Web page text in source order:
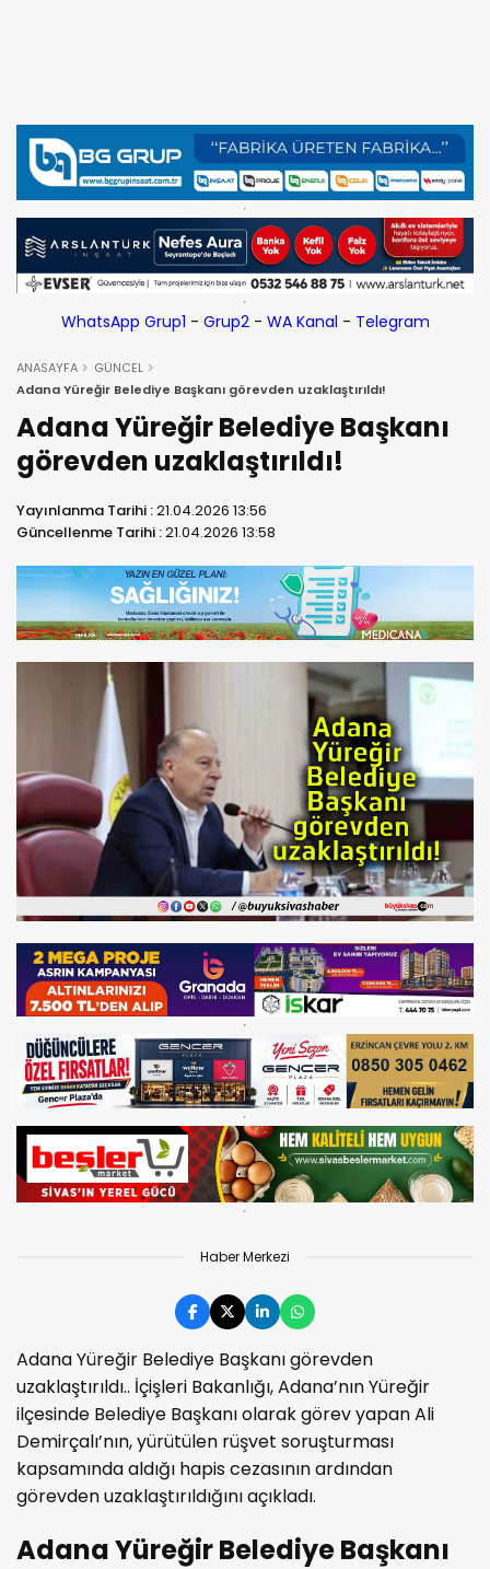
WhatsApp Grup1 - Grup2- WA Kanal - Telegram
ANASAYFA
GÜNCEL
Adana Yüreğir Belediye Başkanı görevden uzaklaştırıldı!
Adana Yüreğir Belediye Başkanı
görevden uzaklaştırıldı!
Yayınlanma Tarihi :21.04.2026 13:56
Güncellenme Tarihi :21.04.2026 13:58
Haber Merkezi
Adana Yüreğir Belediye Başkanı görevden
uzaklaştırıldı.. İçişleri Bakanlığı, Adana’nın Yüreğir
ilçesinde Belediye Başkanı olarak görev yapan Ali
Demirçalı’nın, yürütülen rüşvet soruşturması
kapsamında aldığı hapis cezasının ardından
görevden uzaklaştırıldığını açıkladı.
Adana Yüreğir Belediye Başkanı